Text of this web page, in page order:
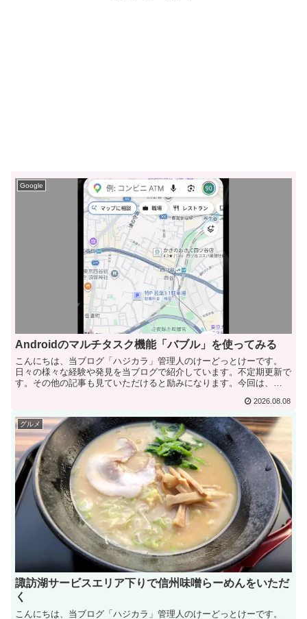
Google
Androidのマルチタスク機能「バブル」を使ってみる
こんにちは、当ブログ「ハジカラ」管理人のけーどっとけーです。
日々の様々な経験や発見を当ブログで紹介しています。不定期更新で
す。その他の記事も見ていただけると励みになります。今回は、
2026.08.08
グルメ
諏訪湖サービスエリア下りで信州味噌らーめんをいただ
く
こんにちは、当ブログ「ハジカラ」管理人のけーどっとけーです。